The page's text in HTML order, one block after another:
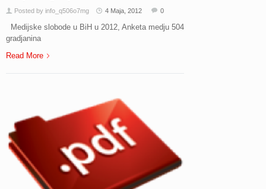
Posted by info_q506o7mg 4 Maja, 2012 0
Medijske slobode u BiH u 2012, Anketa medju 504
gradjanina
Read More